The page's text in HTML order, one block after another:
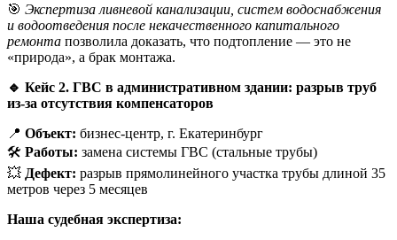
🎯 Экспертиза ливневой канализации, систем водоснабжения
и водоотведения после некачественного капитального
ремонта позволила доказать, что подтопление — это не
«природа», а брак монтажа.
🔹 Кейс 2. ГВС в административном здании: разрыв труб
из-за отсутствия компенсаторов
📍 Объект: бизнес-центр, г. Екатеринбург
🛠 Работы: замена системы ГВС (стальные трубы)
💥 Дефект: разрыв прямолинейного участка трубы длиной 35
метров через 5 месяцев
Наша судебная экспертиза: